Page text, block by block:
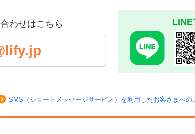
わせはこちら LINE
SMS（ショートメッセージサービス）を利用したお客さまへの